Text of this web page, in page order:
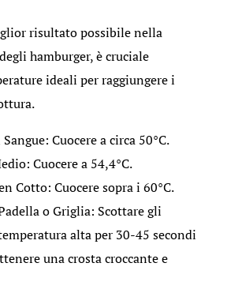
risultato possibile nella
hamburger, è cruciale
ideali per raggiungere i
Cuocere a circa 50°C.
Cuocere a 54,4°C.
Cotto: Cuocere sopra i 60°C.
o Griglia: Scottare gli
alta per 30-45 secondi
una crosta croccante e